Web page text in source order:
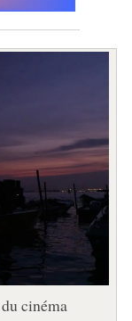
cinéma